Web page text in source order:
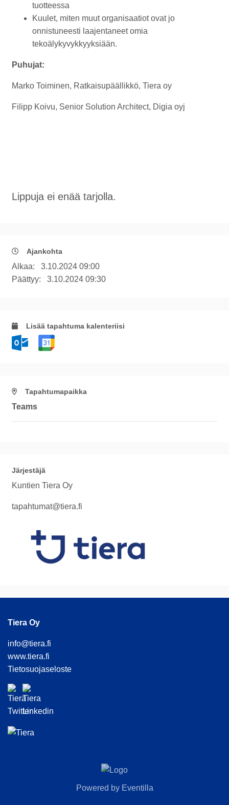
tuotteessa
Kuulet, miten muut organisaatiot ovat jo
onnistuneesti laajentaneet omia
tekoälykyvykkyyksiään.
Puhujat:
Marko Toiminen, Ratkaisupäällikkö, Tiera oy
Filipp Koivu, Senior Solution Architect, Digia oyj
Lippuja ei enää tarjolla.
Ajankohta
Alkaa: 3.10.2024 09:00
Päättyy: 3.10.2024 09:30
Lisää tapahtuma kalenteriisi
Tapahtumapaikka
Teams
Järjestäjä
Kuntien Tiera Oy
tapahtumat@tiera.fi
Tiera Oy
info@tiera.fi
www.tiera.fi
Tietosuojaseloste
Powered by Eventilla